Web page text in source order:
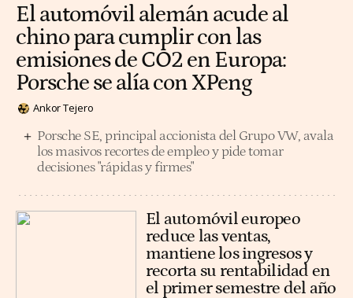
El automóvil alemán acude al
chino para cumplir con las
emisiones de CO2 en Europa:
Porsche se alía con XPeng
Ankor Tejero
Porsche SE, principal accionista del Grupo VW, avala
los masivos recortes de empleo y pide tomar
decisiones "rápidas y firmes"
El automóvil europeo
reduce las ventas,
mantiene los ingresos y
recorta su rentabilidad en
el primer semestre del año